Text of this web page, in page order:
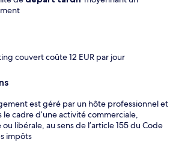
couvert coûte 12 EUR par jour
est géré par un hôte professionnel et
le cadre d’une activité commerciale,
libérale, au sens de l’article 155 du Code
impôts